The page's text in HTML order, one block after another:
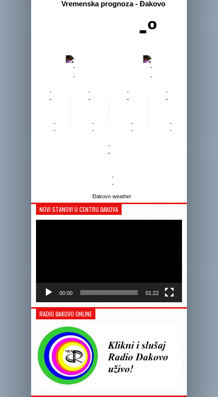
Vremenska prognoza - Đakovo
-º
-
-
-
-
-
-
-
-
-
-
-
-
-
-
-
-
-
-
-
-
-
-
-
-
-
-
Đakovo weather
NOVI STANOVI U CENTRU ĐAKOVA
00:00 01:22
RADIO ĐAKOVO ONLINE